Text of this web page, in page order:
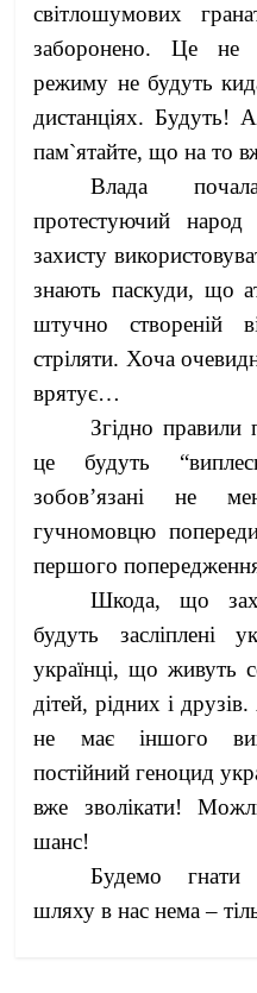
світлошумових
заборонено. Це не
режиму не будуть
дистанціях. Будуть!
пам`ятайте, що на то
Влада
протестуючий
захисту
знають паскуди, що
штучно створеній
стріляти. Хоча
врятує…
Згідно правили
це будуть
зобов’язані не
гучномовцю
першого
Шкода, що
будуть засліплені
українці, що живуть
дітей, рідних і
не має іншого
постійний геноцид
вже зволікати!
шанс!
Будемо гнати
шляху в нас нема –